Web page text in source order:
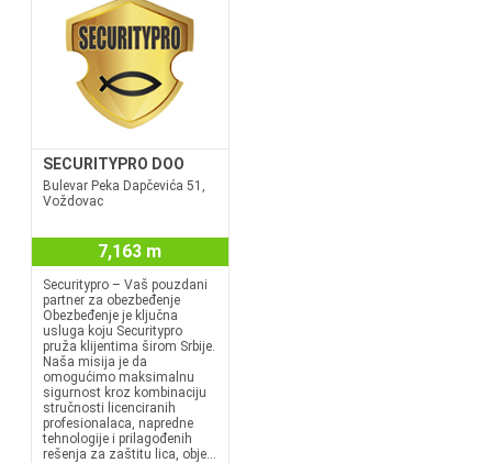
SECURITYPRO DOO
Bulevar Peka Dapčevića 51,
Voždovac
7,163 m
Securitypro – Vaš pouzdani
partner za obezbeđenje
Obezbeđenje je ključna
usluga koju Securitypro
pruža klijentima širom Srbije.
Naša misija je da
omogućimo maksimalnu
sigurnost kroz kombinaciju
stručnosti licenciranih
profesionalaca, napredne
tehnologije i prilagođenih
rešenja za zaštitu lica, obje...